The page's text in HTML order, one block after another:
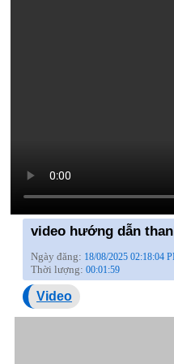
video hướng dẫn
Ngày đăng: 18/08/2025 02:18:04
Thời lượng: 00:01:59
Video